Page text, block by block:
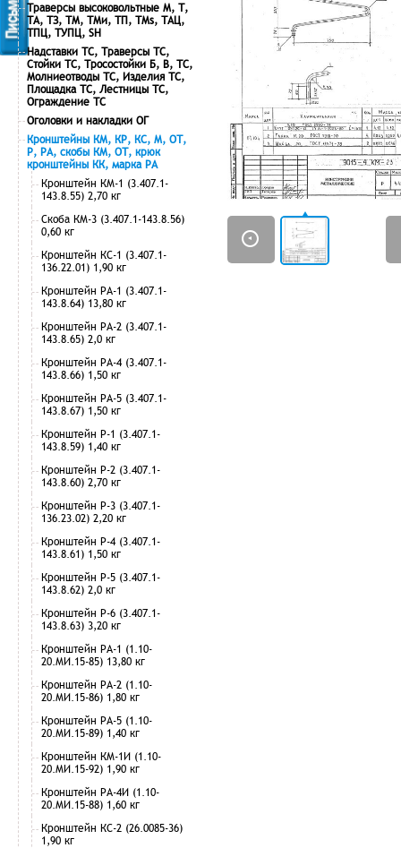
Траверсы высоковольтные М, Т,
ТА, ТЗ, ТМ, ТМи, ТП, ТМs, ТАЦ,
ТПЦ, ТУПЦ, SH
Надставки ТС, Траверсы ТС,
Стойки ТС, Тросостойки Б, В, ТС,
Молниеотводы ТС, Изделия ТС,
Площадка ТС, Лестницы ТС,
Ограждение ТС
Оголовки и накладки ОГ
Кронштейны КМ, КР, КС, М, ОТ,
Р, РА, скобы КМ, ОТ, крюк
кронштейны КК, марка РА
Кронштейн КМ-1 (3.407.1-
143.8.55) 2,70 кг
Скоба КМ-3 (3.407.1-143.8.56)
0,60 кг
Кронштейн КС-1 (3.407.1-
136.22.01) 1,90 кг
Кронштейн РА-1 (3.407.1-
143.8.64) 13,80 кг
Кронштейн РА-2 (3.407.1-
143.8.65) 2,0 кг
Кронштейн РА-4 (3.407.1-
143.8.66) 1,50 кг
Кронштейн РА-5 (3.407.1-
143.8.67) 1,50 кг
Кронштейн Р-1 (3.407.1-
143.8.59) 1,40 кг
Кронштейн Р-2 (3.407.1-
143.8.60) 2,70 кг
Кронштейн Р-3 (3.407.1-
136.23.02) 2,20 кг
Кронштейн Р-4 (3.407.1-
143.8.61) 1,50 кг
Кронштейн Р-5 (3.407.1-
143.8.62) 2,0 кг
Кронштейн Р-6 (3.407.1-
143.8.63) 3,20 кг
Кронштейн РА-1 (1.10-
20.МИ.15-85) 13,80 кг
Кронштейн РА-2 (1.10-
20.МИ.15-86) 1,80 кг
Кронштейн РА-5 (1.10-
20.МИ.15-89) 1,40 кг
Кронштейн КМ-1И (1.10-
20.МИ.15-92) 1,90 кг
Кронштейн РА-4И (1.10-
20.МИ.15-88) 1,60 кг
Кронштейн КС-2 (26.0085-36)
1,90 кг